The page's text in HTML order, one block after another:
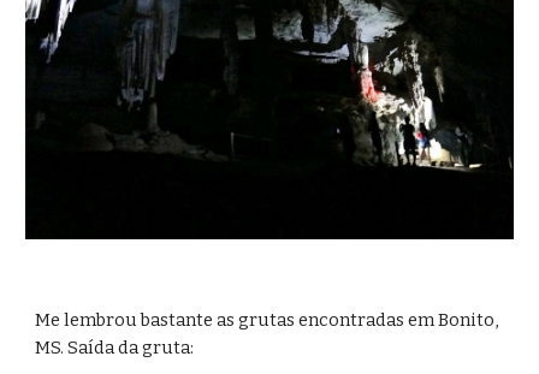
Me lembrou bastante as grutas encontradas em Bonito,
MS. Saída da gruta: